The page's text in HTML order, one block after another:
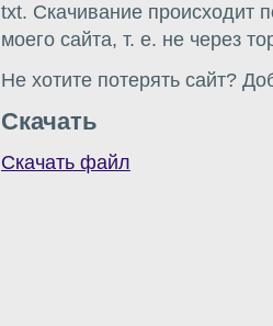
txt. Скачивание происходит
моего сайта, т. е. не через
Не хотите потерять сайт?
Скачать
Скачать файл